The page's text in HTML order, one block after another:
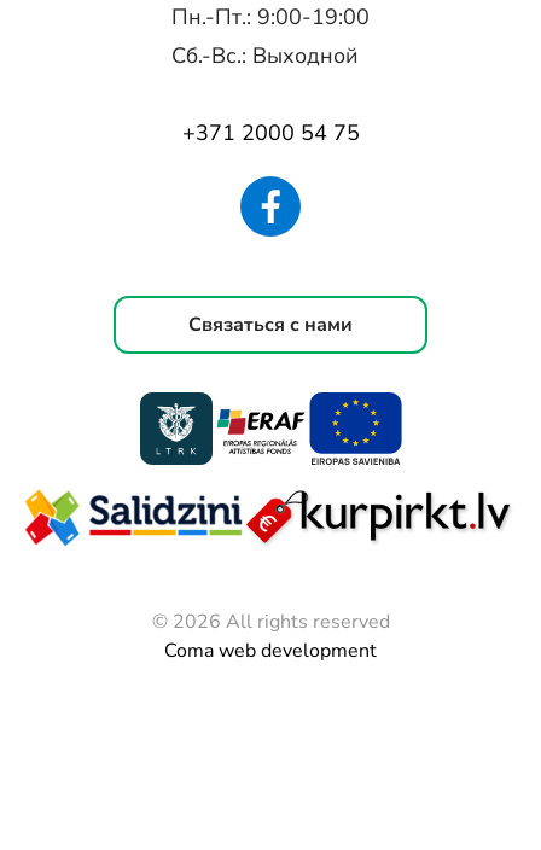
Пн.-Пт.: 9:00-19:00
Сб.-Вс.: Выходной
+371 2000 54 75
Связаться с нами
© 2026 All rights reserved
Coma web development